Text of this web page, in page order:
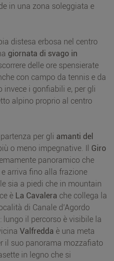
in una zona soleggiata e
distesa erbosa nel centro
giornata di svago in
delle ore spensierate
con campo da tennis e da
invece i gonfiabili e, per gli
alpino proprio al centro
per gli amanti del
o meno impegnative. Il Giro
panoramico che
arriva fino alla frazione
sia a piedi che in mountain
è La Cavalera che collega la
di Canale d’Agordo
il percorso è visibile la
Valfredda è una meta
il suo panorama mozzafiato
in legno che si